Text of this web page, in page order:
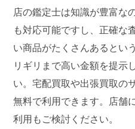
店の鑑定士は知識が豊富な
も対応可能ですし、正確な
い商品がたくさんあるとい
リギリまで高い金額を提示
い。宅配買取や出張買取の
無料で利用できます。店舗
利用もご検討ください。